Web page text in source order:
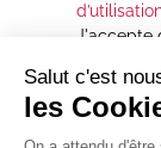
J'accepte
Je
actualités
Maison
pourrez